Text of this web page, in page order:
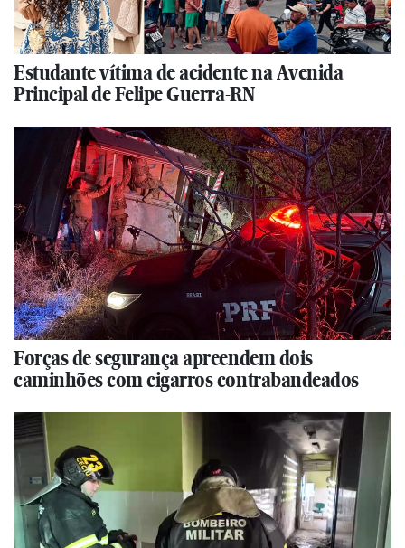
Estudante vítima de acidente na Avenida
Principal de Felipe Guerra-RN
Forças de segurança apreendem dois
caminhões com cigarros contrabandeados